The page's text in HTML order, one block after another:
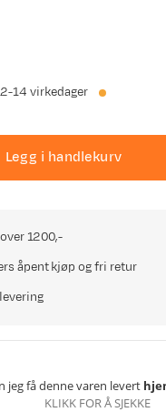
14 virkedager
Legg i handlekurv
1200,-
åpent kjøp og fri retur
jeg få denne varen levert
KLIKK FOR Å SJEKKE